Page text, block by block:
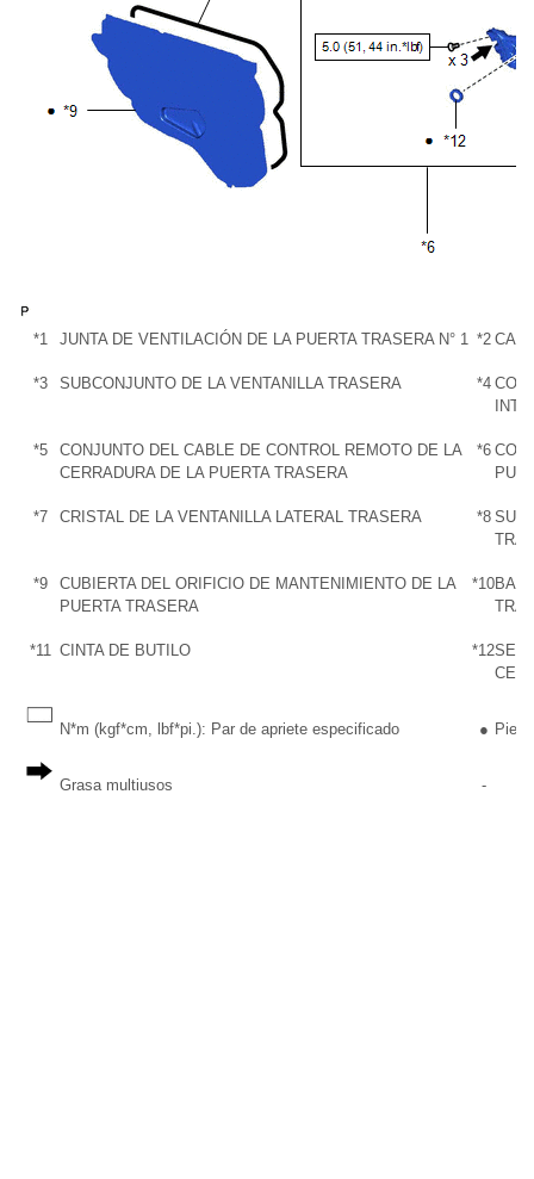
*1 JUNTA DE VENTILACIÓN DE LA PUERTA TRASERA N° 1 *2
*3 SUBCONJUNTO DE LA VENTANILLA TRASERA *4
*5
CONJUNTO DEL CABLE DE CONTROL REMOTO DE LA
CERRADURA DE LA PUERTA TRASERA
*6
*7 CRISTAL DE LA VENTANILLA LATERAL TRASERA *8
*9
CUBIERTA DEL ORIFICIO DE MANTENIMIENTO DE LA
PUERTA TRASERA
*10
*11 CINTA DE BUTILO *12
N*m (kgf*cm, lbf*pi.): Par de apriete especificado ●
Grasa multiusos -